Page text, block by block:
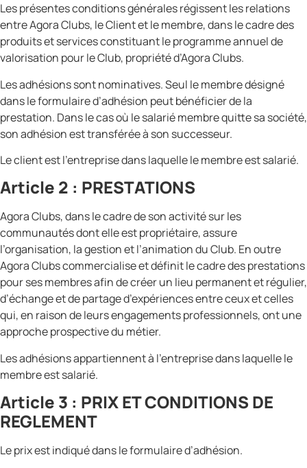
Les présentes conditions générales régissent les relations
entre Agora Clubs, le Client et le membre, dans le cadre des
produits et services constituant le programme annuel de
valorisation pour le Club, propriété d’Agora Clubs.
Les adhésions sont nominatives. Seul le membre désigné
dans le formulaire d’adhésion peut bénéficier de la
prestation. Dans le cas où le salarié membre quitte sa société,
son adhésion est transférée à son successeur.
Le client est l’entreprise dans laquelle le membre est salarié.
Article 2 : PRESTATIONS
Agora Clubs, dans le cadre de son activité sur les
communautés dont elle est propriétaire, assure
l’organisation, la gestion et l’animation du Club. En outre
Agora Clubs commercialise et définit le cadre des prestations
pour ses membres afin de créer un lieu permanent et régulier,
d’échange et de partage d’expériences entre ceux et celles
qui, en raison de leurs engagements professionnels, ont une
approche prospective du métier.
Les adhésions appartiennent à l’entreprise dans laquelle le
membre est salarié.
Article 3 : PRIX ET CONDITIONS DE
REGLEMENT
Le prix est indiqué dans le formulaire d’adhésion.